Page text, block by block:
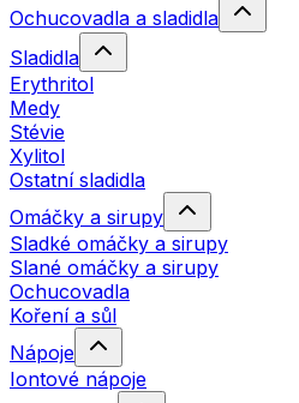
Ochucovadla a sladidla
Sladidla
Erythritol
Medy
Stévie
Xylitol
Ostatní sladidla
Omáčky a sirupy
Sladké omáčky a sirupy
Slané omáčky a sirupy
Ochucovadla
Koření a sůl
Nápoje
Iontové nápoje